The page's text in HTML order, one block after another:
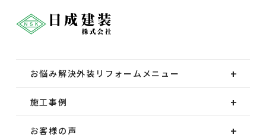
お悩み解決外装 リフォームメニュー
施工事例
お客様の声